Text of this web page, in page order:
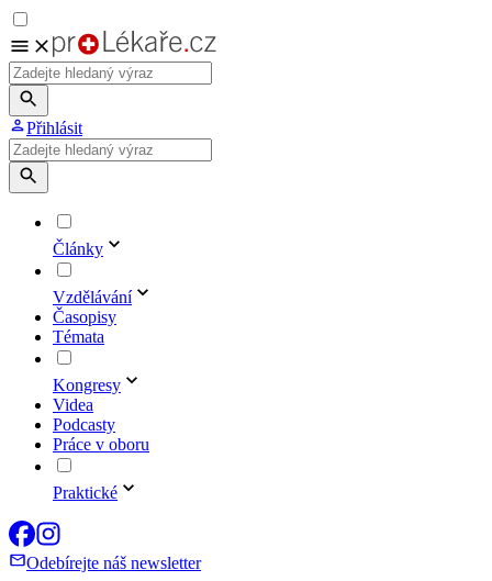
Přihlásit
Články
Vzdělávání
Časopisy
Témata
Kongresy
Videa
Podcasty
Práce v oboru
Praktické
Odebírejte náš newsletter